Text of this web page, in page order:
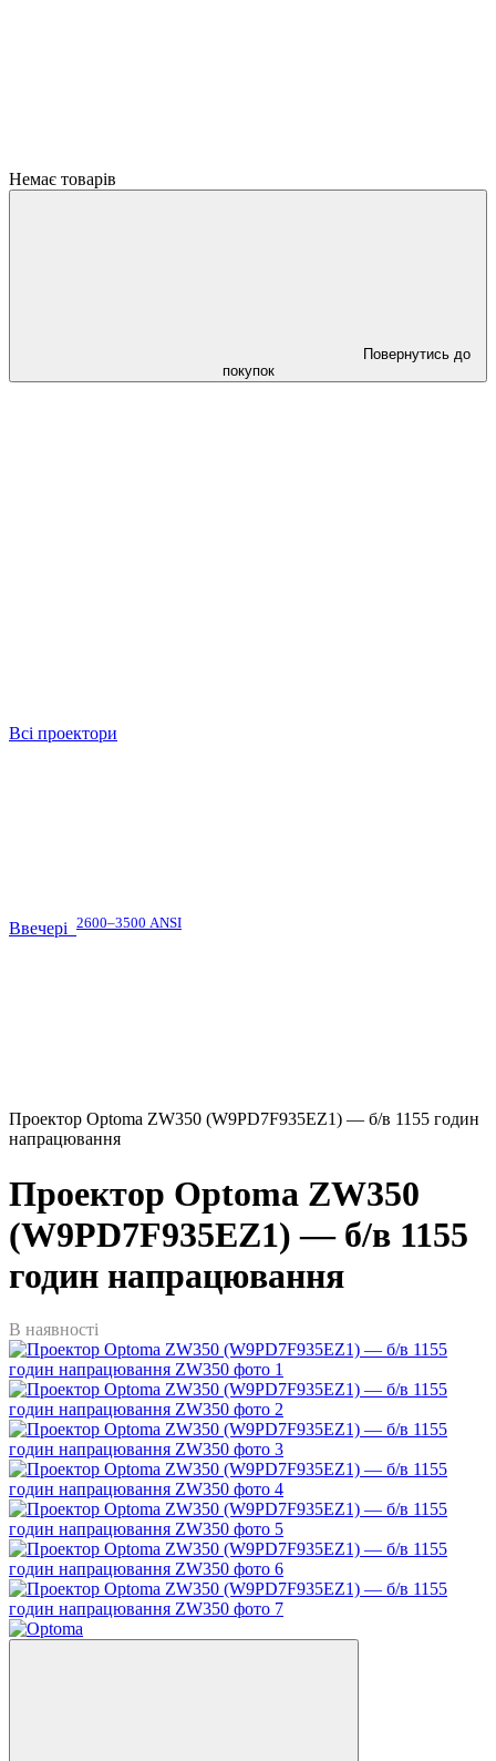
Немає товарів
Повернутись до
покупок
Всі проектори
Ввечері 2600–3500 ANSI
Проектор Optoma ZW350 (W9PD7F935EZ1) — б/в 1155 годин
напрацювання
Проектор Optoma ZW350
(W9PD7F935EZ1) — б/в 1155
годин напрацювання
В наявності